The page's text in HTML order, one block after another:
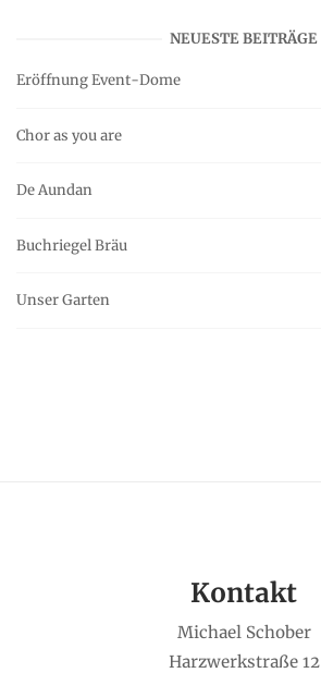
NEUESTE BEITRÄGE
Eröffnung Event-Dome
Chor as you are
De Aundan
Buchriegel Bräu
Unser Garten
Kontakt
Michael Schober
Harzwerkstraße 12